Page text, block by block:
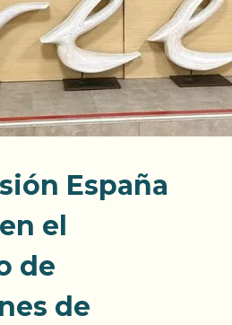
España
el
de
de